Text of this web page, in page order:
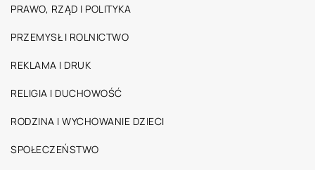
PRAWO, RZĄD I POLITYKA
PRZEMYSŁ I ROLNICTWO
REKLAMA I DRUK
RELIGIA I DUCHOWOŚĆ
RODZINA I WYCHOWANIE DZIECI
SPOŁECZEŃSTWO